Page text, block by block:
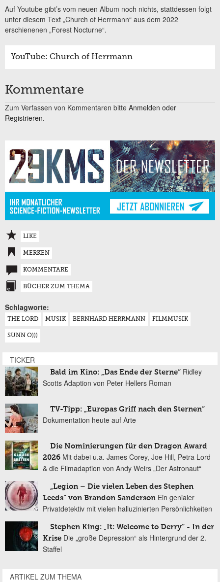
Auf Youtube gibt’s vom neuen Album noch nichts, stattdessen folgt
unter diesem Text „Church of Herrmann“ aus dem 2022
erschienenen „Forest Nocturne“.
YouTube: Church of Herrmann
Kommentare
Zum Verfassen von Kommentaren bitte Anmelden oder
Registrieren.
LIKE
MERKEN
KOMMENTARE
BÜCHER ZUM THEMA
Schlagworte:
THE LORD MUSIK BERNHARD HERRMANN FILMMUSIK
SUNN O)))
TICKER
Bald im Kino: „Das Ende der Sterne“ Ridley
Scotts Adaption von Peter Hellers Roman
TV-Tipp: „Europas Griff nach den Sternen“
Dokumentation heute auf Arte
Die Nominierungen für den Dragon Award
2026 Mit dabei u.a. James Corey, Joe Hill, Petra Lord
& die Filmadaption von Andy Weirs „Der Astronaut“
„Legion – Die vielen Leben des Stephen
Leeds“ von Brandon Sanderson Ein genialer
Privatdetektiv mit vielen halluzinierten Persönlichkeiten
Stephen King: „It: Welcome to Derry“ - In der
Krise Die „große Depression“ als Hintergrund der 2.
Staffel
ARTIKEL ZUM THEMA